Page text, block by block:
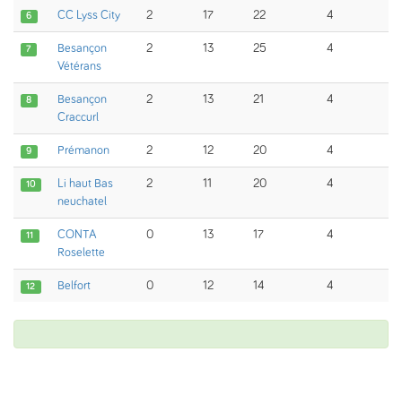
6 CC Lyss City 2 17 22 4
7
Besançon
Vétérans
2 13 25 4
8
Besançon
Craccurl
2 13 21 4
9 Prémanon 2 12 20 4
10
Li haut Bas
neuchatel
2 11 20 4
11
CONTA
Roselette
0 13 17 4
12 Belfort 0 12 14 4